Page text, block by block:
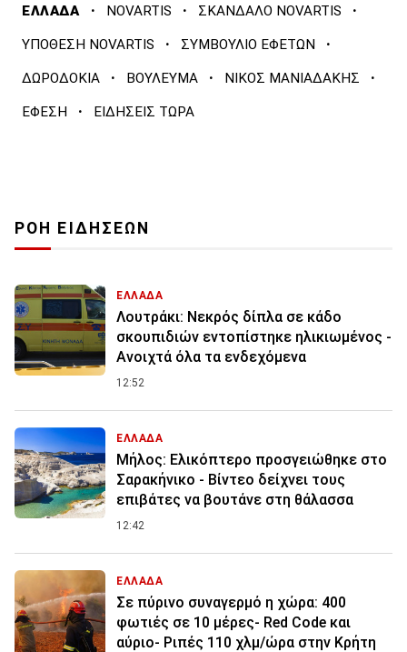
ΕΛΛΑΔΑ · NOVARTIS · ΣΚΑΝΔΑΛΟ NOVARTIS ·
ΥΠΟΘΕΣΗ NOVARTIS · ΣΥΜΒΟΥΛΙΟ ΕΦΕΤΩΝ ·
ΔΩΡΟΔΟΚΙΑ · ΒΟΥΛΕΥΜΑ · ΝΙΚΟΣ ΜΑΝΙΑΔΑΚΗΣ ·
ΕΦΕΣΗ · ΕΙΔΗΣΕΙΣ ΤΩΡΑ
ΡΟΗ ΕΙΔΗΣΕΩΝ
ΕΛΛΑΔΑ
Λουτράκι: Νεκρός δίπλα σε κάδο
σκουπιδιών εντοπίστηκε ηλικιωμένος -
Ανοιχτά όλα τα ενδεχόμενα
12:52
ΕΛΛΑΔΑ
Μήλος: Ελικόπτερο προσγειώθηκε στο
Σαρακήνικο - Βίντεο δείχνει τους
επιβάτες να βουτάνε στη θάλασσα
12:42
ΕΛΛΑΔΑ
Σε πύρινο συναγερμό η χώρα: 400
φωτιές σε 10 μέρες- Red Code και
αύριο- Ριπές 110 χλμ/ώρα στην Κρήτη